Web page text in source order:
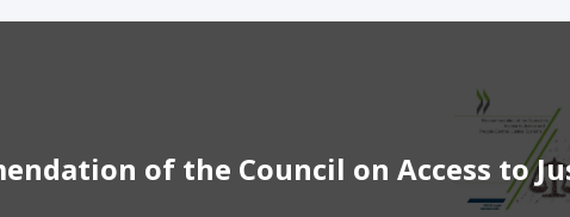
of the Council on Access to